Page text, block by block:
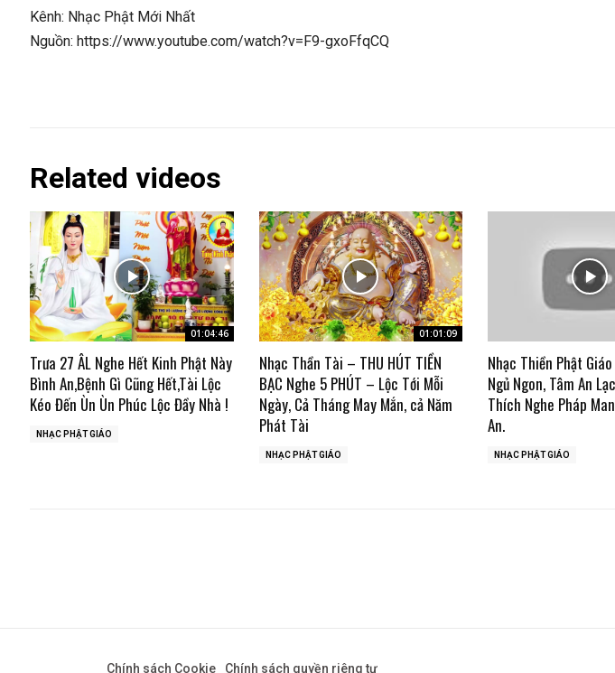
Kênh: Nhạc Phật Mới Nhất
Nguồn: https://www.youtube.com/watch?v=F9-gxoFfqCQ
Related videos
01:04:46
Trưa 27 ÂL Nghe Hết Kinh Phật Này
Bình An,Bệnh Gì Cũng Hết,Tài Lộc
Kéo Đến Ùn Ùn Phúc Lộc Đầy Nhà !
NHẠC PHẬT GIÁO
01:01:09
Nhạc Thần Tài – THU HÚT TIỀN
BẠC Nghe 5 PHÚT – Lộc Tới Mỗi
Ngày, Cả Tháng May Mắn, cả Năm
Phát Tài
NHẠC PHẬT GIÁO
Nhạc Thiền Phật
Ngủ Ngon, Tâm An
Thích Nghe Pháp
An.
NHẠC PHẬT GIÁO
Chính sách Cookie Chính sách quyền riêng tư